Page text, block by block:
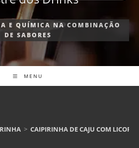
E QUÍMICA NA COMBINAÇÃO
DE SABORES
MENU
> CAIPIRINHA DE CAJU COM LICOR